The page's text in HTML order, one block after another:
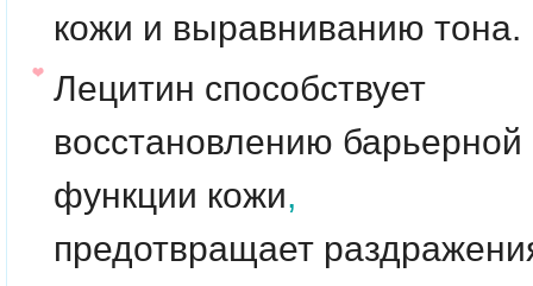
кожи и выравниванию тона.
Лецитин способствует
восстановлению барьерной
функции кожи,
предотвращает